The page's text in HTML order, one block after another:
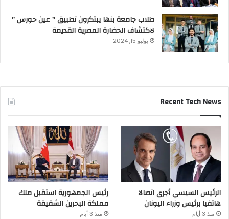
طلاب جامعة بنها يبتكرون تطبيق ” عين حورس ”
لاكتشاف الحضارة المصرية القديمة
يوليو 15, 2024
Recent Tech News
الرئيس السيسي أجرى اتصالا
هاتفيا برئيس وزراء اليونان
منذ 3 أيام
رئيس الجمهورية استقبل ملك
مملكة البحرين الشقيقة
منذ 3 أيام